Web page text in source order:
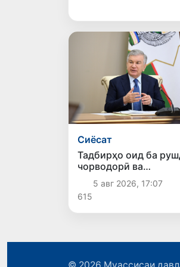
Сиёсат
Тадбирҳо оид ба
чорводорӣ ва
паррандапарварӣ
баррасӣ шуданд
5 авг 2026, 17:07
615